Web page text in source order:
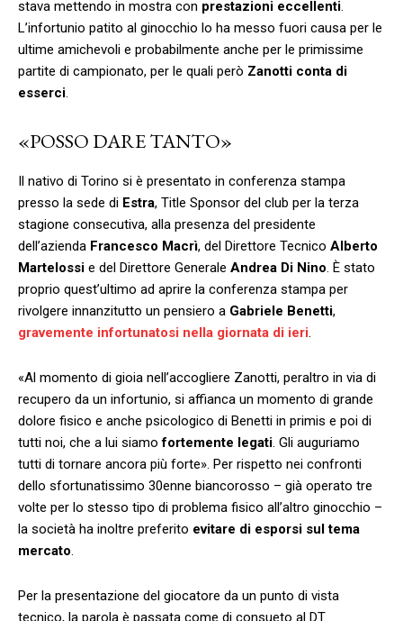
stava mettendo in mostra con prestazioni eccellenti.
L’infortunio patito al ginocchio lo ha messo fuori causa per le
ultime amichevoli e probabilmente anche per le primissime
partite di campionato, per le quali però Zanotti conta di
esserci.
«POSSO DARE TANTO»
Il nativo di Torino si è presentato in conferenza stampa
presso la sede di Estra, Title Sponsor del club per la terza
stagione consecutiva, alla presenza del presidente
dell’azienda Francesco Macrì, del Direttore Tecnico Alberto
Martelossi e del Direttore Generale Andrea Di Nino. È stato
proprio quest’ultimo ad aprire la conferenza stampa per
rivolgere innanzitutto un pensiero a Gabriele Benetti,
gravemente infortunatosi nella giornata di ieri.
«Al momento di gioia nell’accogliere Zanotti, peraltro in via di
recupero da un infortunio, si affianca un momento di grande
dolore fisico e anche psicologico di Benetti in primis e poi di
tutti noi, che a lui siamofortemente legati. Gli auguriamo
tutti di tornare ancora più forte». Per rispetto nei confronti
dello sfortunatissimo 30enne biancorosso – già operato tre
volte per lo stesso tipo di problema fisico all’altro ginocchio –
la società ha inoltre preferito evitare di esporsi sul tema
mercato.
Per la presentazione del giocatore da un punto di vista
tecnico, la parola è passata come di consueto al DT